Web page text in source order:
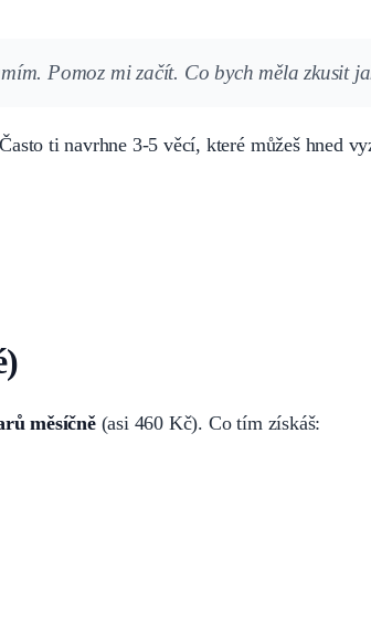
Pomoz mi začít. Co bych měla zkusit
ti navrhne 3-5 věcí, které můžeš hned
měsíčně(asi 460 Kč). Co tím získáš: